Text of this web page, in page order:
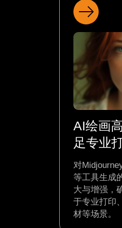
呈现作
智能放大远
节，消除像
画面，通过